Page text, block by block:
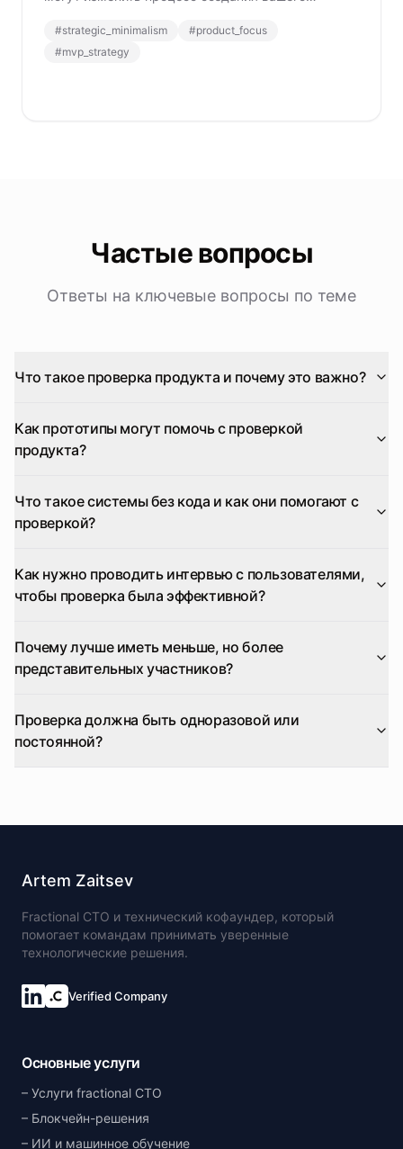
повысить удовлетворенность пользователей
благодаря целенаправленным решениям.
#strategic_minimalism #product_focus
#mvp_strategy
Частые вопросы
Ответы на ключевые вопросы по теме
Что такое проверка продукта и почему это важно?
Как прототипы могут помочь с проверкой
продукта?
Что такое системы без кода и как они помогают с
проверкой?
Как нужно проводить интервью с пользователями,
чтобы проверка была эффективной?
Почему лучше иметь меньше, но более
представительных участников?
Проверка должна быть одноразовой или
постоянной?
Artem Zaitsev
Fractional CTO и технический кофаундер, который
помогает командам принимать уверенные
технологические решения.
Verified Company
Основные услуги
Услуги fractional CTO
Блокчейн-решения
ИИ и машинное обучение